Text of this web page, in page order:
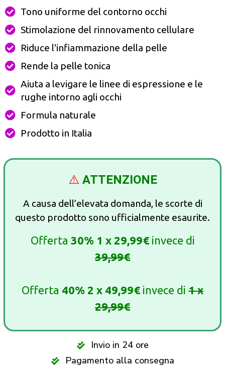
Tono uniforme del contorno occhi
Stimolazione del rinnovamento cellulare
Riduce l'infiammazione della pelle
Rende la pelle tonica
Aiuta a levigare le linee di espressione e le
rughe intorno agli occhi
Formula naturale
Prodotto in Italia
⚠️ ATTENZIONE
A causa dell’elevata domanda, le scorte di
questo prodotto sono ufficialmente esaurite.
Offerta 30% 1 x 29,99€invece di
39,99€
Offerta 40% 2 x 49,99€ invece di 1 x
29,99€
Invio in 24 ore
Pagamento alla consegna